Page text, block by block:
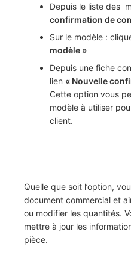
Depuis le liste des
confirmation de
Sur le modèle :
modèle »
Depuis une fiche
lien « Nouvelle
Cette option vous
modèle à utiliser
client.
Quelle que soit l’option,
document commercial et
ou modifier les quantités.
mettre à jour les
pièce.